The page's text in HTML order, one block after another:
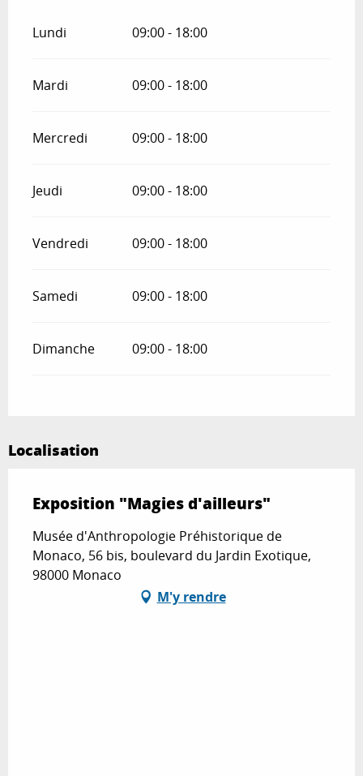
Lundi 09:00 - 18:00
Mardi 09:00 - 18:00
Mercredi 09:00 - 18:00
Jeudi 09:00 - 18:00
Vendredi 09:00 - 18:00
Samedi 09:00 - 18:00
Dimanche 09:00 - 18:00
Localisation
Exposition "Magies d'ailleurs"
Musée d'Anthropologie Préhistorique de
Monaco, 56 bis, boulevard du Jardin Exotique,
98000 Monaco
M'y rendre